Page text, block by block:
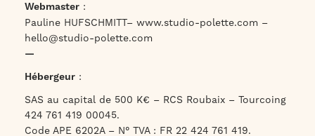
Webmaster :
Pauline HUFSCHMITT– www.studio-polette.com –
hello@studio-polette.com
—
Hébergeur :
SAS au capital de 500 K€ – RCS Roubaix – Tourcoing
424 761 419 00045.
Code APE 6202A – N° TVA : FR 22 424 761 419.